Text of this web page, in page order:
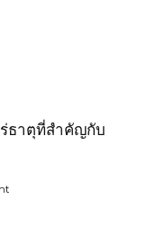
ธาตุที่สำคัญกับ